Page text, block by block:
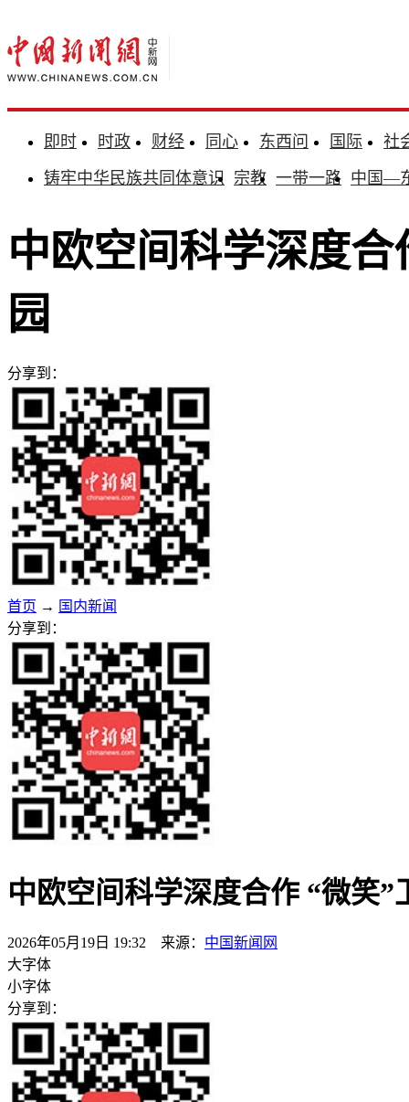
即时 时政 财经 同心 东西问 国际
社
铸牢中华民族共同体意识 宗教 一带一路 中国—
中欧空间科学深度
园
分享到：
首页 → 国内新闻
分享到：
中欧空间科学深度合作 “微笑”
2026年05月19日 19:32 来源： 中国新闻网
大字体
小字体
分享到：